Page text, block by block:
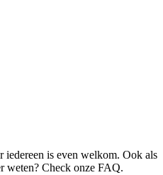
iedereen is even welkom. Ook als
weten? Check onze FAQ.